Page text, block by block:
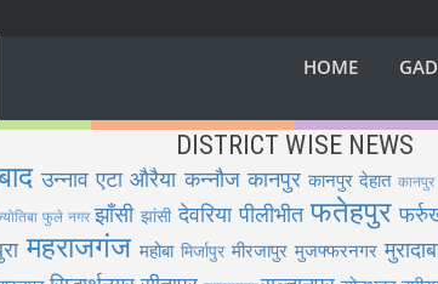
HOME
DISTRICT WISE NEWS
उन्नाव एटा औरैया कन्नौज कानपुर कानपुर देहात
फुले नगर झाँसी झांसी देवरिया पीलीभीत फतेहपुर
महराजगंज महोबा मिर्जापुर मीरजापुर मुजफ्फरनगर